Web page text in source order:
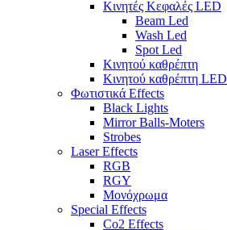
Κινητές Κεφαλές LED
Beam Led
Wash Led
Spot Led
Κινητού καθρέπτη
Κινητού καθρέπτη LED
Φωτιστικά Effects
Black Lights
Mirror Balls-Moters
Strobes
Laser Effects
RGB
RGY
Μονόχρωμα
Special Effects
Co2 Effects